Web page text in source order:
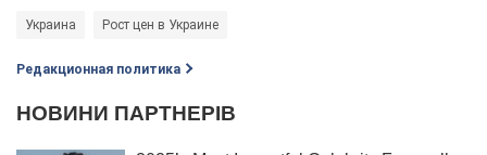
Украина Рост цен в Украине
Редакционная политика